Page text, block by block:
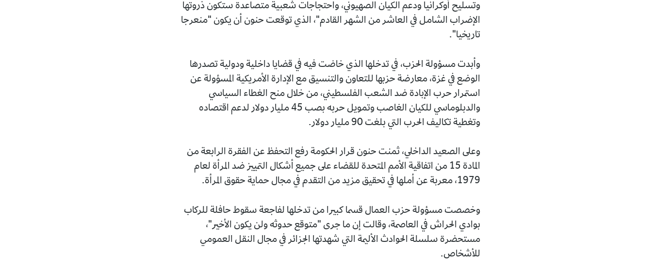
وتسليح أوكرانيا ودعم الكيان الصهيوني، واحتجاجات شعبية متصاعدة ستكون ذروتها
الإضراب الشامل في العاشر من الشهر القادم"، الذي توقعت حنون أن يكون "منعرجا
تاريخيا".
وأبدت مسؤولة الحزب، في تدخلها الذي خاضت فيه في قضايا داخلية ودولية تصدرها
الوضع في غزة، معارضة حزبها للتعاون والتنسيق مع الإدارة الأمريكية المسؤولة عن
استمرار حرب الإبادة ضد الشعب الفلسطيني، من خلال منح الغطاء السياسي
والدبلوماسي للكيان الغاصب وتمويل حربه بصب 45 مليار دولار لدعم اقتصاده
وتغطية تكاليف الحرب التي بلغت 90 مليار دولار.
وعلى الصعيد الداخلي، ثمنت حنون قرار الحكومة رفع التحفظ عن الفقرة الرابعة من
المادة 15 من اتفاقية الأمم المتحدة للقضاء على جميع أشكال التمييز ضد المرأة لعام
1979، معربة عن أملها في تحقيق مزيد من التقدم في مجال حماية حقوق المرأة.
وخصصت مسؤولة حزب العمال قسما كبيرا من تدخلها لفاجعة سقوط حافلة للركاب
بوادي الحراش في العاصمة، وقالت إن ما جرى "متوقع حدوثه ولن يكون الأخير"،
مستحضرة سلسلة الحوادث الأليمة التي شهدتها الجزائر في مجال النقل العمومي
للأشخاص.